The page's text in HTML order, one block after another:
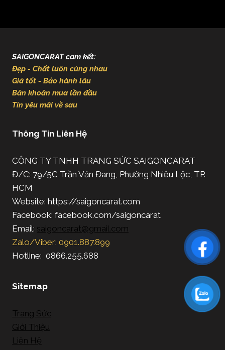
SAIGONCARAT cam kết:
Đẹp - Chất luôn cùng nhau
Giá tốt - Bảo hành lâu
Băn khoăn mua lần đầu
Tin yêu mãi về sau
Thông Tin Liên Hệ
CÔNG TY TNHH TRANG SỨC SAIGONCARAT
Đ/C: 79/5C Trần Văn Đang, Phường Nhiêu Lộc, TP.
HCM
Website: https://saigoncarat.com
Facebook: facebook.com/saigoncarat
Email: saigoncarat@gmail.com
Zalo/Viber: 0901.887.899
Hotline: 0866.255.688
Sitemap
Trang Sức
Giới Thiệu
Liên Hệ